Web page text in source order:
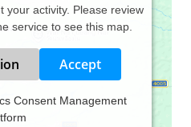
your activity. Please review
service to see this map.
Accept
Consent Management
Therapie liegt in der